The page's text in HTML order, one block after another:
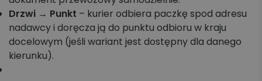
Drzwi → Punkt – kurier odbiera paczkę spod adresu
nadawcy i doręcza ją do punktu odbioru w kraju
docelowym (jeśli wariant jest dostępny dla danego
kierunku).